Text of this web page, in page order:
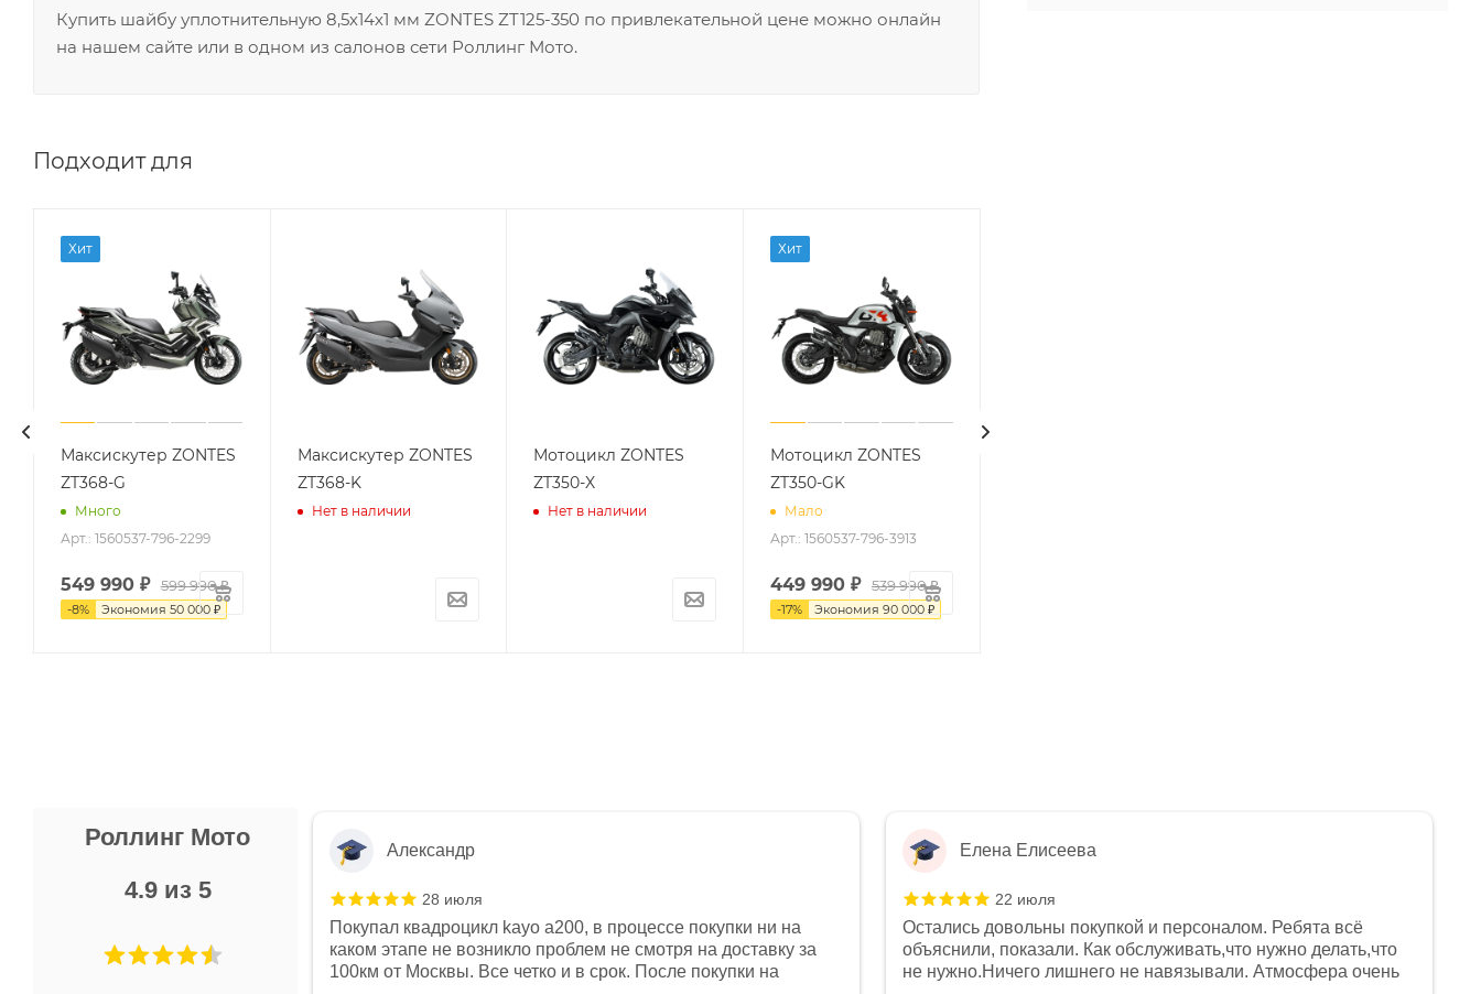
Купить шайбу уплотнительную 8,5х14х1 мм ZONTES ZT125-350 по привлекательной цене можно онлайн
на нашем сайте или в одном из салонов сети Роллинг Мото.
Подходит для
Хит
Максискутер ZONTES
ZT368-G
Много
Арт.: 1560537-796-2299
549 990₽ 599 990 ₽
-8% Экономия 50 000 ₽
Максискутер ZONTES
ZT368-K
Нет в наличии
Мотоцикл ZONTES
ZT350-X
Нет в наличии
Хит
Мотоцикл ZONTES
ZT350-GK
Мало
Арт.: 1560537-796-3913
449 990 ₽ 539 990 ₽
-17% Экономия 90 000 ₽
Роллинг Мото
4.9 из 5
Не понравились условия
и дают только на год)
Александр
28 июля
Покупал квадроцикл kayo a200, в процессе покупки ни на
каком этапе не возникло проблем не смотря на доставку за
100км от Москвы. Все четко и в срок. После покупки на
Елена Елисеева
22 июля
Остались довольны покупкой и персоналом. Ребята всё
объяснили, показали. Как обслуживать,что нужно делать,что
не нужно.Ничего лишнего не навязывали. Атмосфера очень